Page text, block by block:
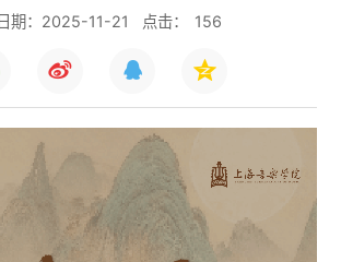
期：2025-11-21 点击： 156